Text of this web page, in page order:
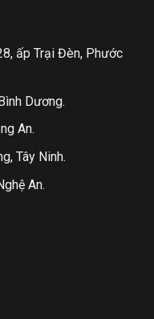
ấp Trại Đèn, Phước
Dương.
An.
Tây Ninh.
An.